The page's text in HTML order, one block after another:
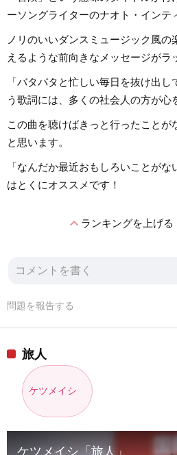
ーソングライターのナオト・インテ
ノリのいいダンスミュージック風の
えるような前向きなメッセージがラ
「バタバタと忙しい毎日を抜け出
う歌詞には、多くの社会人の方が心
この曲を聴けばきっと行ったことが
と思います。
「なんだか最近おもしろいことが
はとくにオススメです！
expand_lessランキングを上げる
問題を報告する
旅人
ケツメイシ
ケツメイシ「旅人」